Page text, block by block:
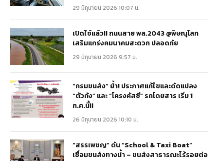
29 มิถุนายน 2026 10:07 น.
เปิดใช้แล้ว!! ถนนสาย พล.2043 @พิษณุโลก
เสริมแกร่งคมนาคมสะดวก ปลอดภัย
29 มิถุนายน 2026 9:57 น.
“กรมขนส่ง” ย้ำ! ประกาศแก้ไขและดัดแปลง
“ตัวถัง” และ “โครงคัสซี” รถโดยสาร เริ่ม 1
ก.ค.นี้!!
26 มิถุนายน 2026 10:10 น.
“สรรเพชญ” ดัน “School & Taxi Boat”
เชื่อมขนส่งทางน้ำ – ขนส่งสาธารณะไร้รอยต่อ